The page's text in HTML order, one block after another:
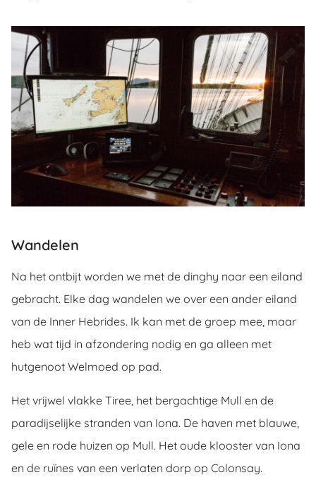
Wandelen
Na het ontbijt worden we met de dinghy naar een eiland
gebracht. Elke dag wandelen we over een ander eiland
van de Inner Hebrides. Ik kan met de groep mee, maar
heb wat tijd in afzondering nodig en ga alleen met
hutgenoot Welmoed op pad.
Het vrijwel vlakke Tiree, het bergachtige Mull en de
paradijselijke stranden van Iona. De haven met blauwe,
gele en rode huizen op Mull. Het oude klooster van Iona
en de ruïnes van een verlaten dorp op Colonsay.